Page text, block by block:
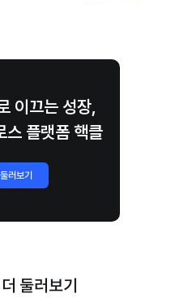
이끄는 성장,
스 플랫폼 핵클
러보기
둘러보기